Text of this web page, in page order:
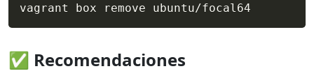
vagrant box remove ubuntu/focal64
✅ Recomendaciones